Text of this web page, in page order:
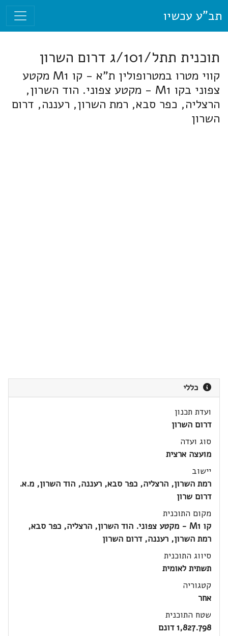
תב"ע עכשיו
תוכנית תתל/101/ג דרום השרון
קווי מטרו במטרופולין ת"א - קו M1 מקטע
צפוני בקו M1 - מקטע צפוני. הוד השרון,
הרצליה, כפר סבא, רמת השרון, רעננה, דרום
השרון
כללי
ועדת תכנון
דרום השרון
סוג ועדה
מועצה ארצית
יישוב
רמת השרון, הרצליה, כפר סבא, רעננה, הוד השרון, מ.א.
דרום שרון
מקום התוכנית
קו M1 - מקטע צפוני. הוד השרון, הרצליה, כפר סבא,
רמת השרון, רעננה, דרום השרון
סיווג התוכנית
תשתית לאומית
קטגוריה
אחר
שטח התוכנית
1,827.798 דונם